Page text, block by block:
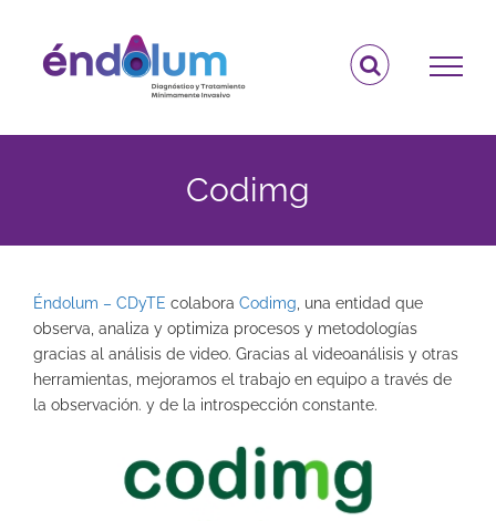
contenido
Codimg
Éndolum – CDyTE colabora Codimg , una entidad que
observa, analiza y optimiza procesos y metodologías
gracias al análisis de video. Gracias al videoanálisis y otras
herramientas, mejoramos el trabajo en equipo a través de
la observación. y de la introspección constante.